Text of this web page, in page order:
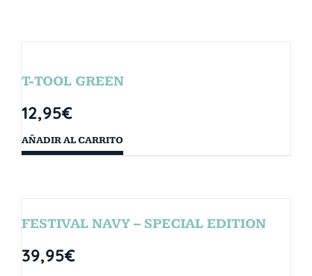
T-TOOL GREEN
12,95€
AÑADIR AL CARRITO
FESTIVAL NAVY – SPECIAL EDITION
39,95€